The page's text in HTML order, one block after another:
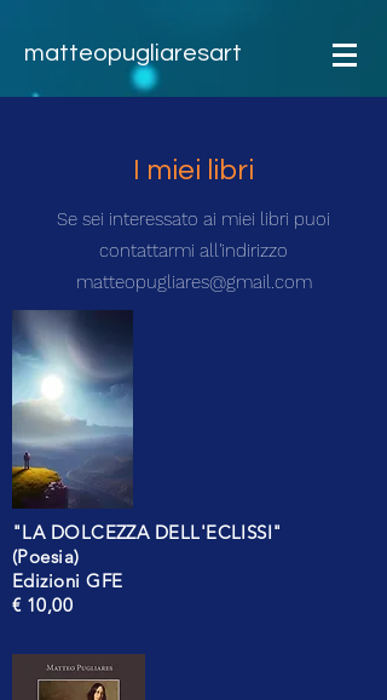
matteopugliaresart
I miei libri
Se sei interessato ai miei libri puoi
contattarmi all'indirizzo
matteopugliares@gmail.com
"LA DOLCEZZA DELL'ECLISSI"
(Poesia)
Edizioni GFE
€ 10,00